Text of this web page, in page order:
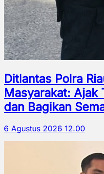
Ditlantas Polra
Masyarakat: Ajak
dan Bagikan
6 Agustus 2026 12.00